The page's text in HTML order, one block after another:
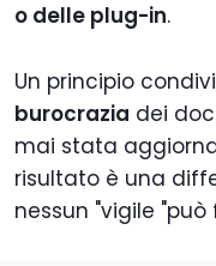
o delle plug-in.
Un principio
burocrazia dei
mai stata
risultato è una
nessun "vigile